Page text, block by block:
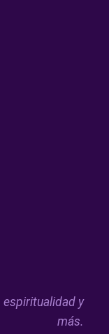
espiritualidad y
más.